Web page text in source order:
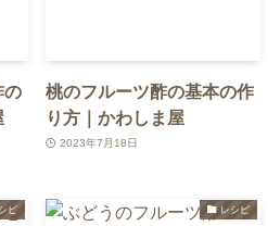
の
桃のフルーツ酢の基本の作
り方｜かわしま屋
2023年7月18日
ピ レシピ